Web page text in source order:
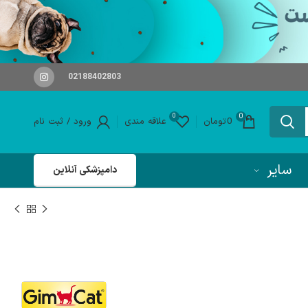
02188402803
0
0تومان 0 علاقه مندی ورود / ثبت نام
سایر دامپزشکی آنلاین